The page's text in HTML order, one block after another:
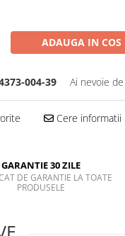
ADAUGA IN COS
004-39 Ai nevoie
Cere informatii
GARANTIE 30 ZILE
DE GARANTIE LA TOATE
PRODUSELE